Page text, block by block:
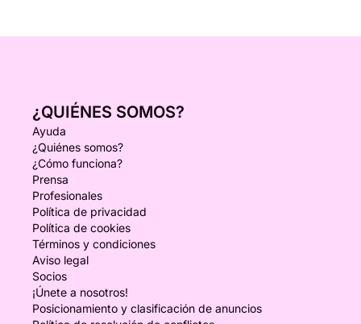
¿QUIÉNES SOMOS?
Ayuda
¿Quiénes somos?
¿Cómo funciona?
Prensa
Profesionales
Política de privacidad
Política de cookies
Términos y condiciones
Aviso legal
Socios
¡Únete a nosotros!
Posicionamiento y clasificación de anuncios